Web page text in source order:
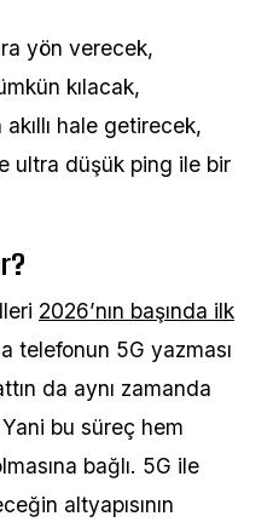
yön verecek,
kılacak,
hale getirecek,
ultra düşük ping ile bir
2026’nın başında ilk
telefonun 5G yazması
da aynı zamanda
bu süreç hem
bağlı. 5G ile
altyapısının